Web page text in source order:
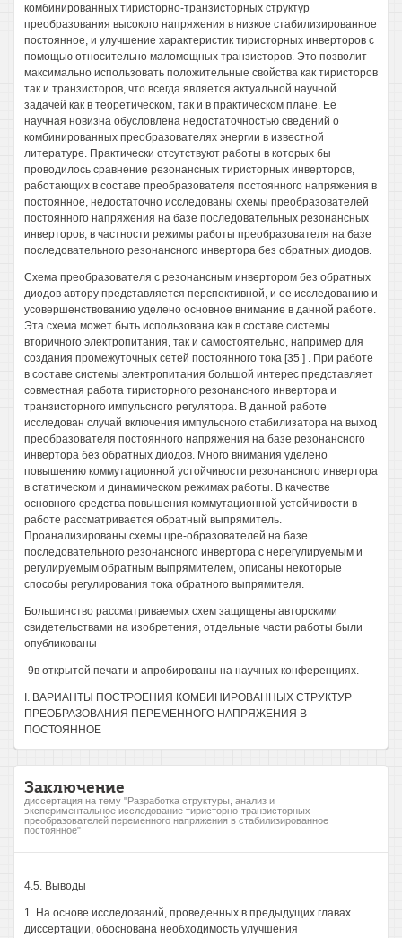
комбинированных тиристорно-транзисторных структур
преобразования высокого напряжения в низкое стабилизированное
постоянное, и улучшение характеристик тиристорных инверторов с
помощью относительно маломощных транзисторов. Это позволит
максимально использовать положительные свойства как тиристоров
так и транзисторов, что всегда является актуальной научной
задачей как в теоретическом, так и в практическом плане. Её
научная новизна обусловлена недостаточностью сведений о
комбинированных преобразователях энергии в известной
литературе. Практически отсутствуют работы в которых бы
проводилось сравнение резонансных тиристорных инверторов,
работающих в составе преобразователя постоянного напряжения в
постоянное, недостаточно исследованы схемы преобразователей
постоянного напряжения на базе последовательных резонансных
инверторов, в частности режимы работы преобразователя на базе
последовательного резонансного инвертора без обратных диодов.
Схема преобразователя с резонансным инвертором без обратных
диодов автору представляется перспективной, и ее исследованию и
усовершенствованию уделено основное внимание в данной работе.
Эта схема может быть использована как в составе системы
вторичного электропитания, так и самостоятельно, например для
создания промежуточных сетей постоянного тока [35 ] . При работе
в составе системы электропитания большой интерес представляет
совместная работа тиристорного резонансного инвертора и
транзисторного импульсного регулятора. В данной работе
исследован случай включения импульсного стабилизатора на выход
преобразователя постоянного напряжения на базе резонансного
инвертора без обратных диодов. Много внимания уделено
повышению коммутационной устойчивости резонансного инвертора
в статическом и динамическом режимах работы. В качестве
основного средства повышения коммутационной устойчивости в
работе рассматривается обратный выпрямитель.
Проанализированы схемы цре-образователей на базе
последовательного резонансного инвертора с нерегулируемым и
регулируемым обратным выпрямителем, описаны некоторые
способы регулирования тока обратного выпрямителя.
Большинство рассматриваемых схем защищены авторскими
свидетельствами на изобретения, отдельные части работы были
опубликованы
-9в открытой печати и апробированы на научных конференциях.
I. ВАРИАНТЫ ПОСТРОЕНИЯ КОМБИНИРОВАННЫХ СТРУКТУР
ПРЕОБРАЗОВАНИЯ ПЕРЕМЕННОГО НАПРЯЖЕНИЯ В
ПОСТОЯННОЕ
Заключение
диссертация на тему "Разработка структуры, анализ и
экспериментальное исследование тиристорно-транзисторных
преобразователей переменного напряжения в стабилизированное
постоянное"
4.5. Выводы
1. На основе исследований, проведенных в предыдущих главах
диссертации, обоснована необходимость улучшения